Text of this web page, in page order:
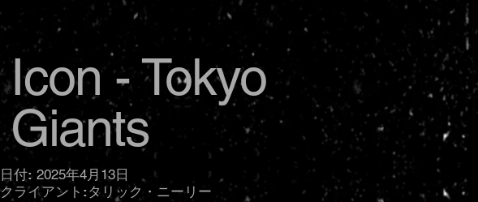
Icon - Tokyo
Giants
日付: 2025年4月13日
クライアント: タリック・ニーリー